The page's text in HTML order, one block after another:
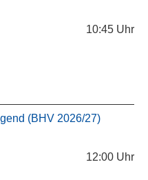
10:45 Uhr
(BHV 2026/27)
12:00 Uhr